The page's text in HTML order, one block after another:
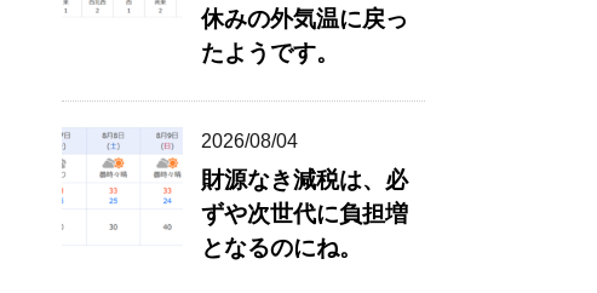
休みの外気温に戻っ
たようです。
2026/08/04
財源なき減税は、必
ずや次世代に負担増
となるのにね。